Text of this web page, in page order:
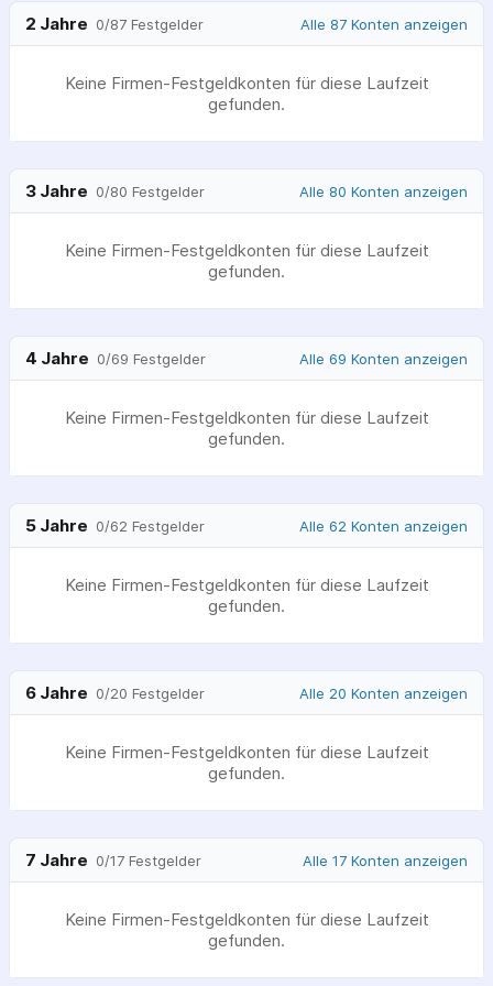
2 Jahre 0/87 Festgelder Alle 87 Konten anzeigen
Keine Firmen-Festgeldkonten für diese Laufzeit
gefunden.
3 Jahre 0/80 Festgelder Alle 80 Konten anzeigen
Keine Firmen-Festgeldkonten für diese Laufzeit
gefunden.
4 Jahre 0/69 Festgelder Alle 69 Konten anzeigen
Keine Firmen-Festgeldkonten für diese Laufzeit
gefunden.
5 Jahre 0/62 Festgelder Alle 62 Konten anzeigen
Keine Firmen-Festgeldkonten für diese Laufzeit
gefunden.
6 Jahre 0/20 Festgelder Alle 20 Konten anzeigen
Keine Firmen-Festgeldkonten für diese Laufzeit
gefunden.
7 Jahre 0/17 Festgelder Alle 17 Konten anzeigen
Keine Firmen-Festgeldkonten für diese Laufzeit
gefunden.